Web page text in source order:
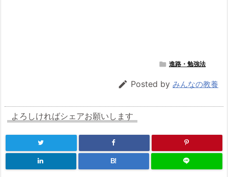
 進路・勉強法
 Posted by みんなの教養
よろしければシェアお願いします
B!